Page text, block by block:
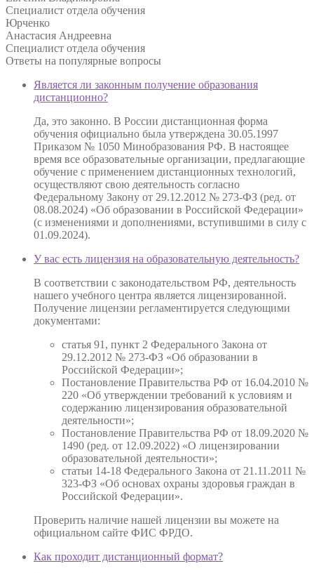
Специалист отдела обучения
Юрченко
Анастасия Андреевна
Специалист отдела обучения
Ответы на популярные вопросы
Является ли законным получение образования
дистанционно?
Да, это законно. В России дистанционная форма
обучения официально была утверждена 30.05.1997
Приказом № 1050 Минобразования РФ. В настоящее
время все образовательные организации, предлагающие
обучение с применением дистанционных технологий,
осуществляют свою деятельность согласно
Федеральному Закону от 29.12.2012 № 273-ФЗ (ред. от
08.08.2024) «Об образовании в Российской Федерации»
(с изменениями и дополнениями, вступившими в силу с
01.09.2024).
У вас есть лицензия на образовательную деятельность?
В соответствии с законодательством РФ, деятельность
нашего учебного центра является лицензированной.
Получение лицензии регламентируется следующими
документами:
статья 91, пункт 2 Федерального Закона от
29.12.2012 № 273-ФЗ «Об образовании в
Российской Федерации»;
Постановление Правительства РФ от 16.04.2010 №
220 «Об утверждении требований к условиям и
содержанию лицензирования образовательной
деятельности»;
Постановление Правительства РФ от 18.09.2020 №
1490 (ред. от 12.09.2022) «О лицензировании
образовательной деятельности»;
статьи 14-18 Федерального Закона от 21.11.2011 №
323-ФЗ «Об основах охраны здоровья граждан в
Российской Федерации».
Проверить наличие нашей лицензии вы можете на
официальном сайте ФИС ФРДО.
Как проходит дистанционный формат?